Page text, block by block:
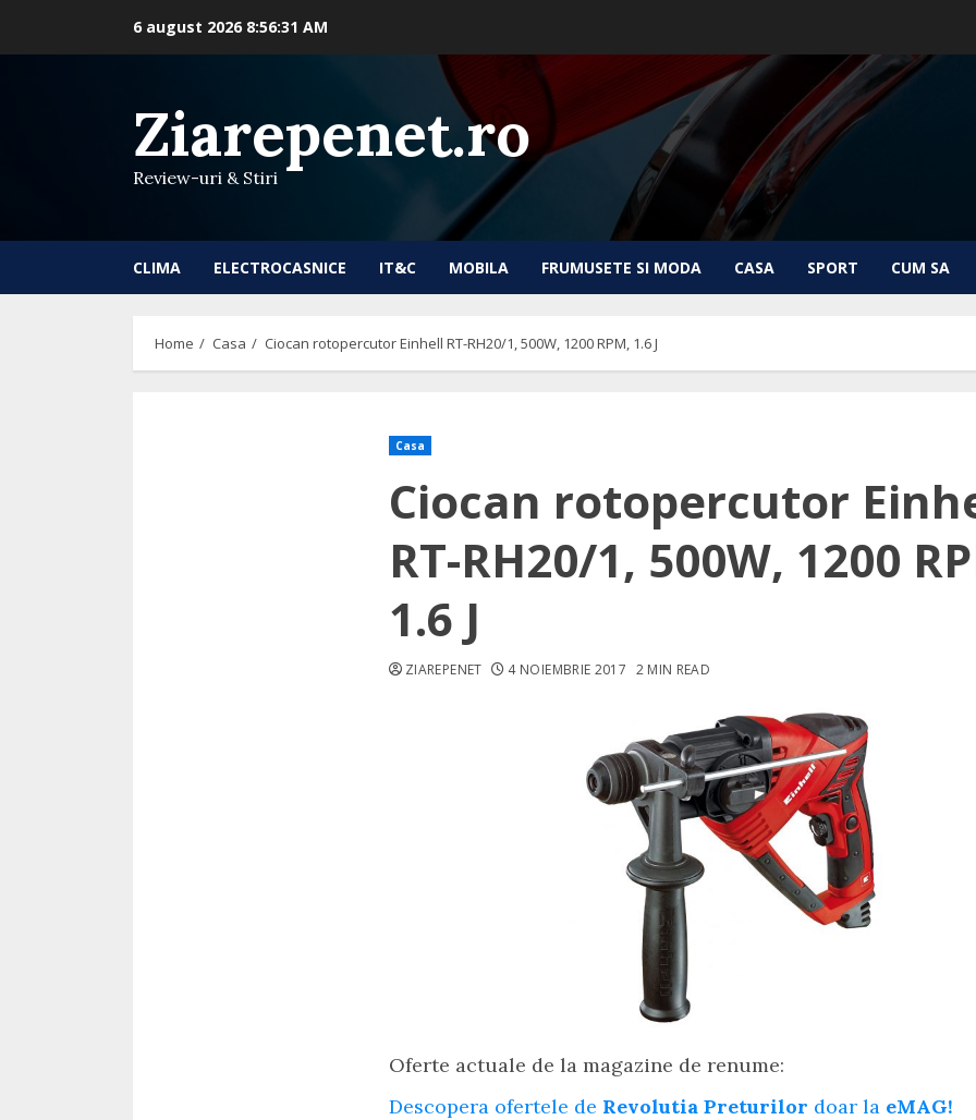
6 august 2026 8:56:32 AM
Ziarepenet.ro
Review-uri & Stiri
CLIMA ELECTROCASNICE IT&C MOBILA FRUMUSETE SI MODA CASA SPORT CUM SA
Home Casa Ciocan rotopercutor Einhell RT-RH20/1, 500W, 1200 RPM, 1.6 J
Casa
Ciocan rotopercutor
RT-RH20/1, 500W, 1200
1.6 J
ZIAREPENET 4 NOIEMBRIE 2017 2 MIN READ
Oferte actuale de la magazine de renume:
Descopera ofertele de Revolutia Preturilor doar la eMAG!